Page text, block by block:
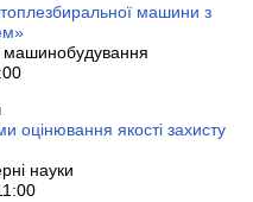
машини з
машинобудування
оцінювання якості захисту
науки